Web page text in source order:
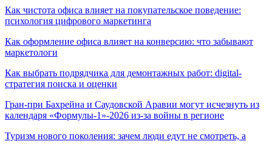
Как чистота офиса влияет на покупательское поведение:
психология цифрового маркетинга
Как оформление офиса влияет на конверсию: что забывают
маркетологи
Как выбрать подрядчика для демонтажных работ: digital-
стратегия поиска и оценки
Гран-при Бахрейна и Саудовской Аравии могут исчезнуть из
календаря «Формулы-1»-2026 из-за войны в регионе
Туризм нового поколения: зачем люди едут не смотреть, а